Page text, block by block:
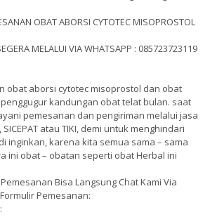
OBAT ABORSI CYTOTEC MISOPROSTOL
MELALUI VIA WHATSAPP : 085723723119
obat aborsi cytotec misoprostol dan obat
kandungan obat telat bulan. saat
pemesanan dan pengiriman melalui jasa
SICEPAT atau TIKI, demi untuk menghindari
inginkan, karena kita semua sama – sama
ini obat – obatan seperti obat Herbal ini
Bisa Langsung Chat Kami Via
Pemesanan: